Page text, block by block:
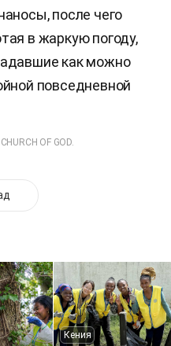
после чего
в жаркую погоду,
как можно
повседневной
OF GOD.
Кения